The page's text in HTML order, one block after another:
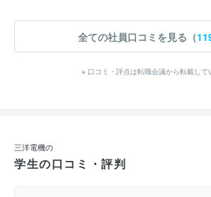
全ての社員口コミを見る（
※ 口コミ・評点は転職会議から転載して
三洋電機の
学生の口コミ・評判